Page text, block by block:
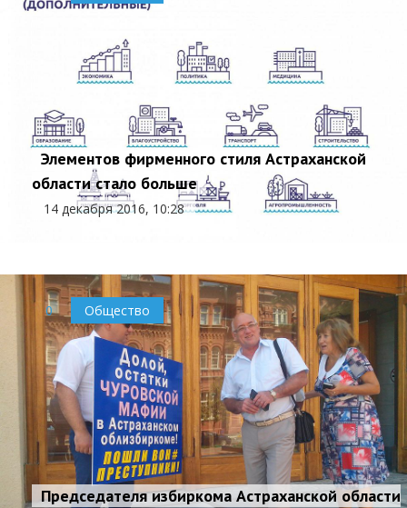
Элементов фирменного стиля Астраханской
области стало больше
14 декабря 2016, 10:28
0 Общество
Председателя избиркома Астраханской области